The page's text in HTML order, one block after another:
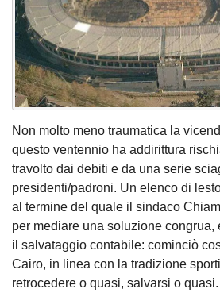
Non molto meno traumatica la
questo ventennio ha addirittura
travolto dai debiti e da una serie
presidenti/padroni. Un elenco di
al termine del quale il sindaco
per mediare una soluzione congrua,
il salvataggio contabile: cominciò
Cairo, in linea con la tradizione
retrocedere o quasi, salvarsi o